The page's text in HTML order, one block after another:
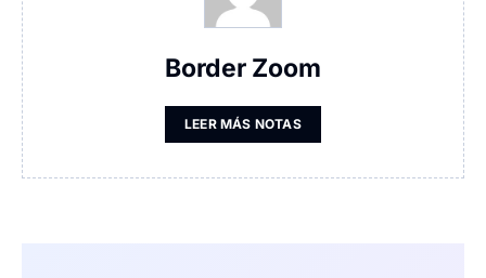
Border Zoom
LEER MÁS NOTAS